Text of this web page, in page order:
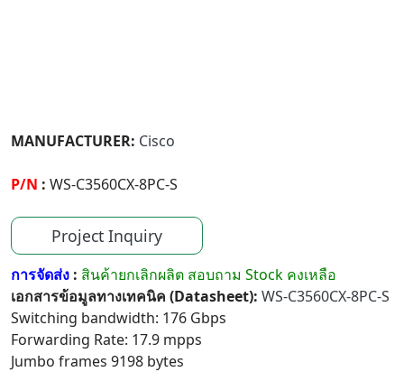
MANUFACTURER: Cisco
P/N : WS-C3560CX-8PC-S
Project Inquiry
การจัดส่ง : สินค้ายกเลิกผลิต สอบถาม Stock คงเหลือ
เอกสารข้อมูลทางเทคนิค (Datasheet): WS-C3560CX-8PC-S
Switching bandwidth: 176 Gbps
Forwarding Rate: 17.9 mpps
Jumbo frames 9198 bytes